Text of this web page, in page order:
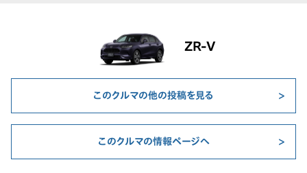
ZR-V
このクルマの他の投稿を見る
このクルマの情報ページへ